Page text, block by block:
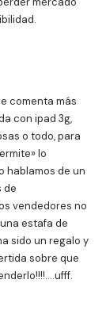
comenta más
con ipad 3g,
o todo, para
lo
hablamos de un
de
vendedores no
estafa de
sido un regalo y
sobre que